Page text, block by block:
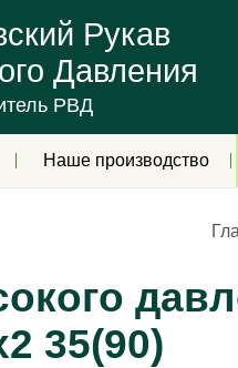
Рукав
Давления
РВД
Наше производство
35(90)